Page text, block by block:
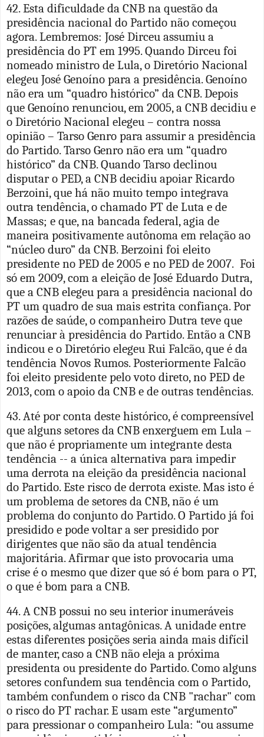
42. Esta dificuldade da CNB na questão da
presidência nacional do Partido não começou
agora. Lembremos: José Dirceu assumiu a
presidência do PT em 1995. Quando Dirceu foi
nomeado ministro de Lula, o Diretório Nacional
elegeu José Genoíno para a presidência. Genoíno
não era um “quadro histórico” da CNB. Depois
que Genoíno renunciou, em 2005, a CNB decidiu e
o Diretório Nacional elegeu – contra nossa
opinião – Tarso Genro para assumir a presidência
do Partido. Tarso Genro não era um “quadro
histórico” da CNB. Quando Tarso declinou
disputar o PED, a CNB decidiu apoiar Ricardo
Berzoini, que há não muito tempo integrava
outra tendência, o chamado PT de Luta e de
Massas; e que, na bancada federal, agia de
maneira positivamente autônoma em relação ao
“núcleo duro” da CNB. Berzoini foi eleito
presidente no PED de 2005 e no PED de 2007. Foi
só em 2009, com a eleição de José Eduardo Dutra,
que a CNB elegeu para a presidência nacional do
PT um quadro de sua mais estrita confiança. Por
razões de saúde, o companheiro Dutra teve que
renunciar à presidência do Partido. Então a CNB
indicou e o Diretório elegeu Rui Falcão, que é da
tendência Novos Rumos. Posteriormente Falcão
foi eleito presidente pelo voto direto, no PED de
2013, com o apoio da CNB e de outras tendências.
43. Até por conta deste histórico, é compreensível
que alguns setores da CNB enxerguem em Lula –
que não é propriamente um integrante desta
tendência -- a única alternativa para impedir
uma derrota na eleição da presidência nacional
do Partido. Este risco de derrota existe. Mas isto é
um problema de setores da CNB, não é um
problema do conjunto do Partido. O Partido já foi
presidido e pode voltar a ser presidido por
dirigentes que não são da atual tendência
majoritária. Afirmar que isto provocaria uma
crise é o mesmo que dizer que só é bom para o PT,
o que é bom para a CNB.
44. A CNB possui no seu interior inumeráveis
posições, algumas antagônicas. A unidade entre
estas diferentes posições seria ainda mais difícil
de manter, caso a CNB não eleja a próxima
presidenta ou presidente do Partido. Como alguns
setores confundem sua tendência com o Partido,
também confundem o risco da CNB "rachar" com
o risco do PT rachar. E usam este “argumento”
para pressionar o companheiro Lula: “ou assume